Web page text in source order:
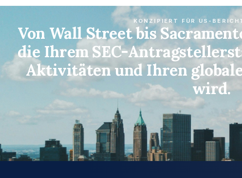
KONZIPIERT FÜR US-
Von Wall Street bis
die Ihrem SEC-
Aktivitäten und Ihren
wird.